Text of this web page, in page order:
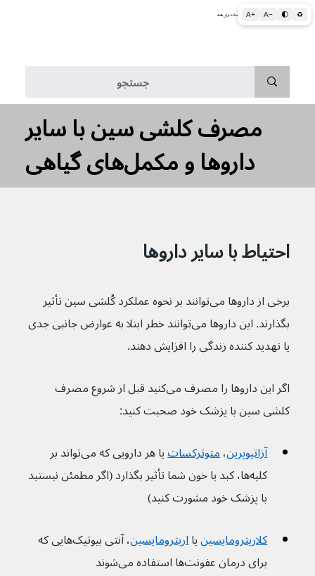
A+ A− 🌓 ♻ اطلاعات پزشکی و بهداشتی به زبان ساده برای همه
مصرف کلشی سین با سایر
داروها و مکمل‌های گیاهی
احتیاط با سایر داروها
برخی از داروها می‌توانند بر نحوه عملکرد کُلشی سین تأثیر
بگذارند. این داروها می‌توانند خطر ابتلا به عوارض جانبی جدی
یا تهدید کننده زندگی را افزایش دهند.
اگر این داروها را مصرف می‌کنید قبل از شروع مصرف
کلشی سین با پزشک خود صحبت کنید:
آزاتیوپرین، متوترکسات
یا هر دارویی که می‌تواند بر
کلیه‌ها، کبد یا خون شما تأثیر بگذارد (اگر مطمئن نیستید
با پزشک خود مشورت کنید)
کلاریترومایسین یا اریترومایسین
، آنتی بیوتیک‌هایی که
برای درمان عفونت‌ها استفاده می‌شوند